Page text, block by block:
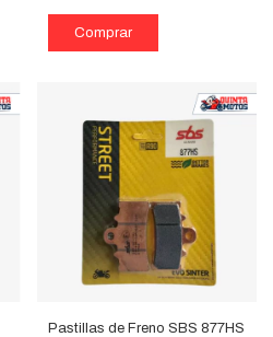
Pastillas de Freno SBS 877HS